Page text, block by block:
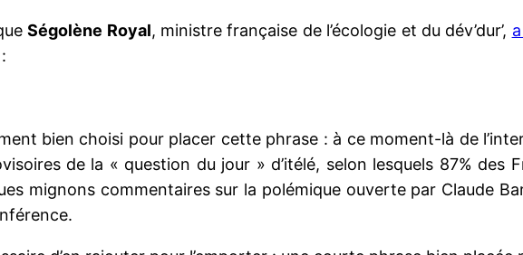
Ségolène Royal, ministre française de l’écologie et du dév’dur’,
bien choisi pour placer cette phrase : à ce moment-là de
de la « question du jour » d’itélé, selon lesquels 87% des
mignons commentaires sur la polémique ouverte par Claude